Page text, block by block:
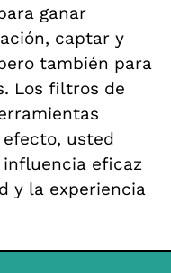
ganar
captar y
también para
Los filtros de
usted
eficaz
y la experiencia